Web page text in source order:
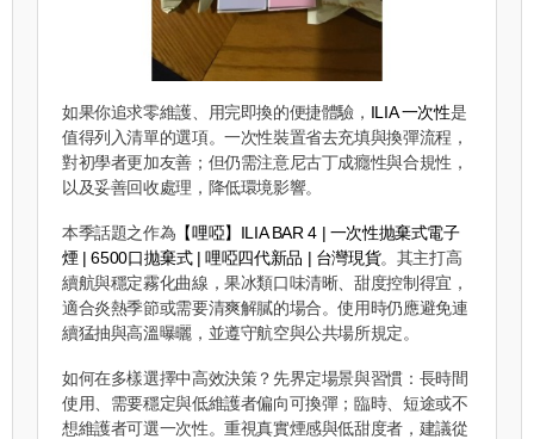
如果你追求零維護、用完即換的便捷體驗， ILIA 一次性是
值得列入清單的選項。一次性裝置省去充填與換彈流程，
對初學者更加友善；但仍需注意尼古丁成癮性與合規性，
以及妥善回收處理，降低環境影響。
本季話題之作為 【哩啞】ILIA BAR 4 | 一次性抛棄式電子
煙 | 6500口拋棄式 | 哩啞四代新品 | 台灣現貨。其主打高
續航與穩定霧化曲線，果冰類口味清晰、甜度控制得宜，
適合炎熱季節或需要清爽解膩的場合。使用時仍應避免連
續猛抽與高溫曝曬，並遵守航空與公共場所規定。
如何在多樣選擇中高效決策？先界定場景與習慣：長時間
使用、需要穩定與低維護者偏向可換彈；臨時、短途或不
想維護者可選一次性。重視真實煙感與低甜度者，建議從